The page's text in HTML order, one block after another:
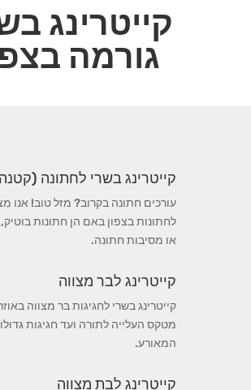
קייטרינג
גורמה
קייטרינג בשרי לחתונה
עורכים חתונה בקרוב? מזל טוב! אנו
לחתונות בצפון באם הן חתונות
או מסיבות חתונה.
קייטרינג לבר מצווה
קייטרינג בשרי לחגיגות בר מצווה
מטקס העלייה לתורה ועד חגיגות
המאורע.
קייטרינג לבת מצווה